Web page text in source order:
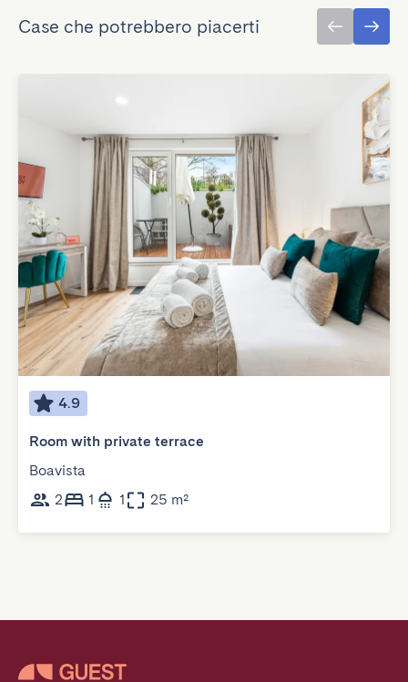
Case che potrebbero piacerti
4.9
Room with private terrace
Boavista
2
1 1 25 m²